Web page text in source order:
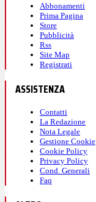
Abbonamenti
Prima Pagina
Store
Pubblicità
Rss
Site Map
Registrati
ASSISTENZA
Contatti
La Redazione
Nota Legale
Gestione Cookie
Cookie Policy
Privacy Policy
Cond. Generali
Faq